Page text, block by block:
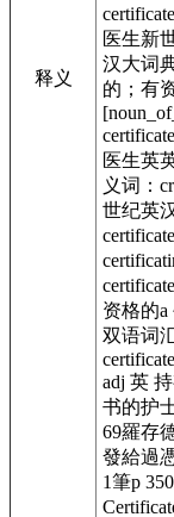
释义
医生新
汉大词
的；有
医生英
义词：
世纪英
资格的a
双语词
adj 英
书的护
69羅存
發給過
1筆p